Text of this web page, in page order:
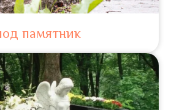
памятник